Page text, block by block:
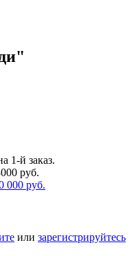
1‑й заказ.
руб.
000 руб.
или зарегистрируйтесь